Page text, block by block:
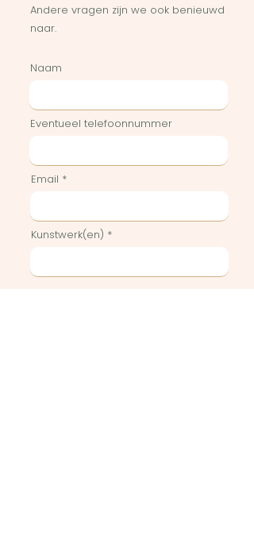
Andere vragen zijn we ook benieuwd
naar.
Naam
Eventueel telefoonnummer
Email
Kunstwerk(en)